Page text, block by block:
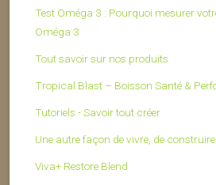
Test Oméga 3 : Pourquoi mesurer
Oméga 3
Tout savoir sur nos produits
Tropical Blast – Boisson Santé &
Tutoriels - Savoir tout créer
Une autre façon de vivre, de
Viva+ Restore Blend